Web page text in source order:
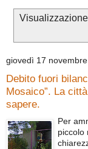
giovedì 17
Debito fuori
Mosaico”. La
sapere.
Per
piccolo